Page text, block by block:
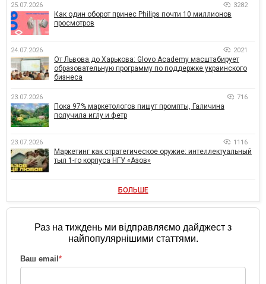
25.07.2026 3282
Как один оборот принес Philips почти 10 миллионов
просмотров
24.07.2026 2021
От Львова до Харькова: Glovo Academy масштабирует
образовательную программу по поддержке украинского
бизнеса
23.07.2026 716
Пока 97% маркетологов пишут промпты, Галичина
получила иглу и фетр
23.07.2026 1116
Маркетинг как стратегическое оружие: интеллектуальный
тыл 1-го корпуса НГУ «Азов»
БОЛЬШЕ
Раз на тиждень ми відправляємо дайджест з
найпопулярнішими статтями.
Ваш email*